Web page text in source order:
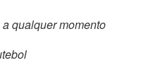
qualquer momento